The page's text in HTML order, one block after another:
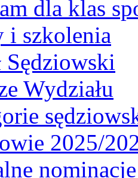
dla klas
i szkolenia
Sędziowski
Wydziału
2025/